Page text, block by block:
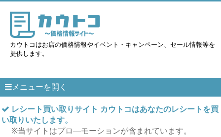
カウトコはお店の価格情報やイベント・キャンペーン、セール情報等を
提供します。
メニューを開く
レシート買い取りサイト カウトコはあなたのレシートを買
い取りいたします。
※当サイトはプロ―モーションが含まれています。